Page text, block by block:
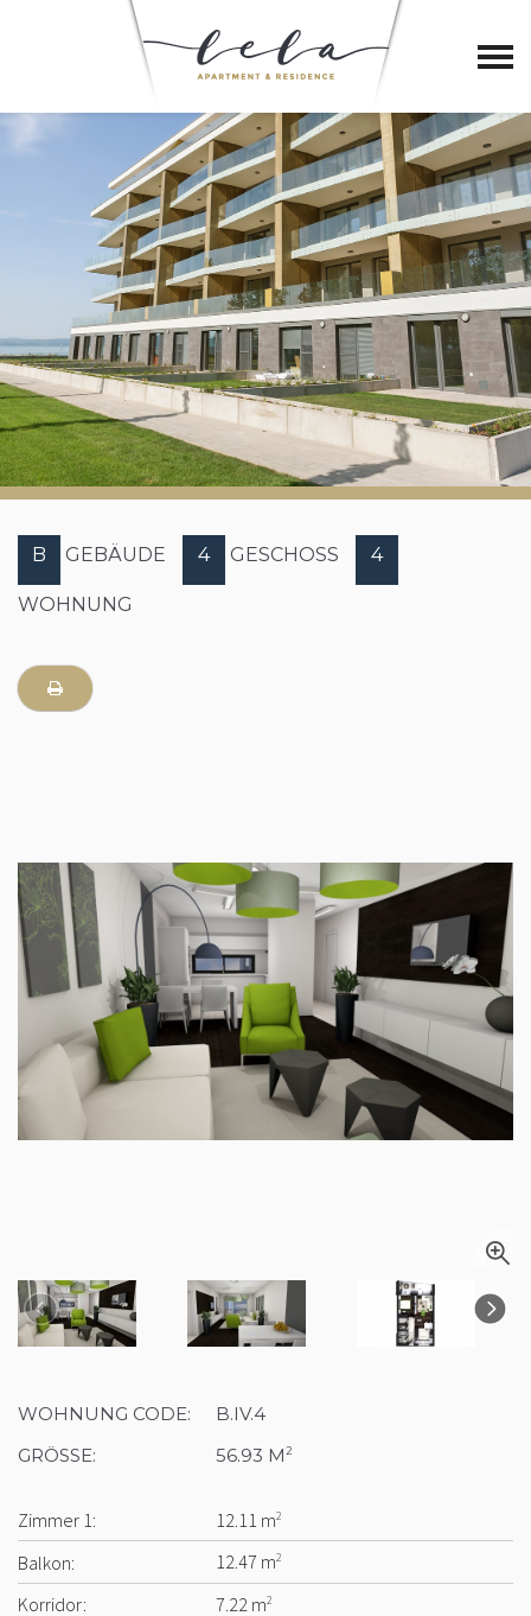
B GEBÄUDE 4 GESCHOSS 4
WOHNUNG
WOHNUNG CODE:
B.IV.4
GRÖSSE:
56.93 M2
Zimmer 1: 12.11 m2
Balkon: 12.47 m2
Korridor: 7.22 m2